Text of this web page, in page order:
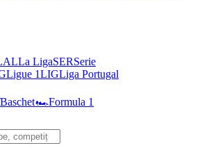
La LigaSERSerie
Ligue 1LIGLiga Portugal
Baschet🏎Formula 1